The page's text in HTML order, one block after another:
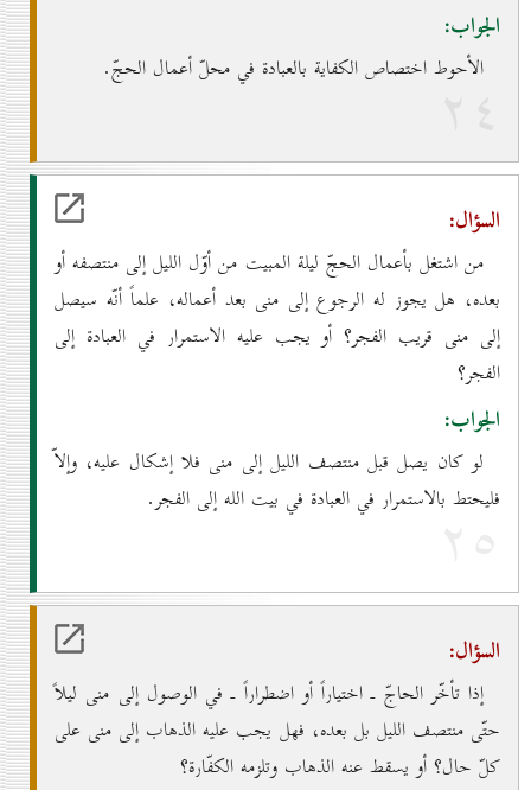
الجواب:
الأحوط اختصاص الكفاية بالعبادة في محلّ أعمال الحجّ.
۲٤
السؤال:
من اشتغل بأعمال الحجّ ليلة المبيت من أوّل الليل إلى منتصفه أو
بعده، هل يجوز له الرجوع إلى منى بعد أعماله، علماً أنّه سيصل
إلى منى قريب الفجر؟ أو يجب عليه الاستمرار في العبادة إلى
الفجر؟
الجواب:
لو كان يصل قبل منتصف الليل إلى منى فلا إشكال عليه، وإلاّ
فليحتط بالاستمرار في العبادة في بيت الله إلى الفجر.
۲٥
السؤال:
إذا تأخّر الحاجّ ـ اختياراً أو اضطراراً ـ في الوصول إلى منى ليلاً
حتّى منتصف الليل بل بعده، فهل يجب عليه الذهاب إلى منى على
كلّ حال؟ أو يسقط عنه الذهاب وتلزمه الكفّارة؟